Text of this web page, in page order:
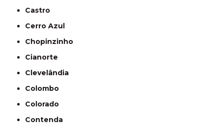
Castro
Cerro Azul
Chopinzinho
Cianorte
Clevelândia
Colombo
Colorado
Contenda